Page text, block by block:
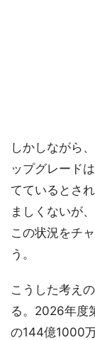
しかしながら
ップグレード
てているとさ
ましくないが
この状況をチ
う。
こうした考え
る。2026年度
の144億1000